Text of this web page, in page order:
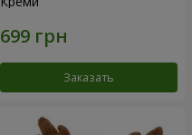
Заказать